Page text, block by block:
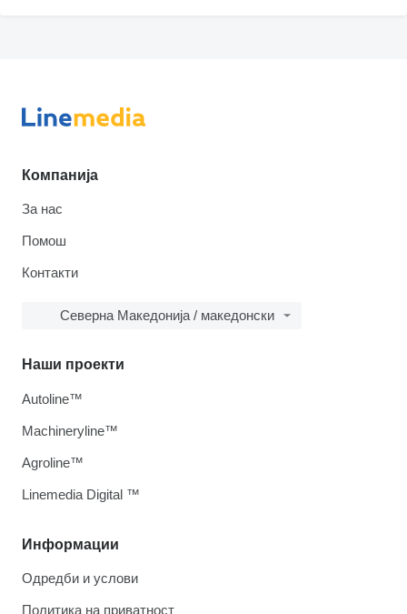
Компанија
За нас
Помош
Контакти
Северна Македонија / македонски
Информации
Одредби и услови
Политика на приватност
Наши проекти
Autoline™
Machineryline™
Agroline™
Linemedia Digital ™